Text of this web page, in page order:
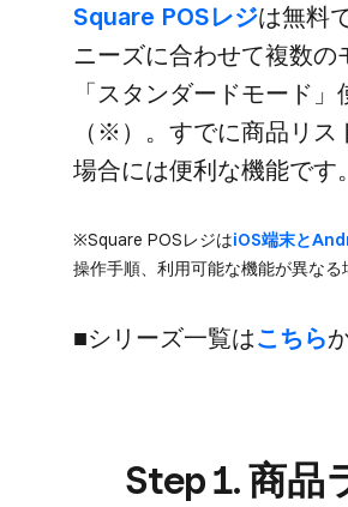
Square POSレジは​無料
ニーズに​​合わせて​​複数の​​
「スタンダードモード
（※）。​すでに​商品リ
場合には​便利な​機能です。
※Square POSレジは​iOS端末と​
操作手順、​利用​可能な​機能が​異なる​
■シリーズ一覧は​こちら
Step 1. 商